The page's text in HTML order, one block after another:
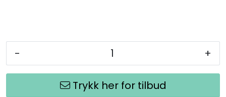
- +
Trykk her for tilbud